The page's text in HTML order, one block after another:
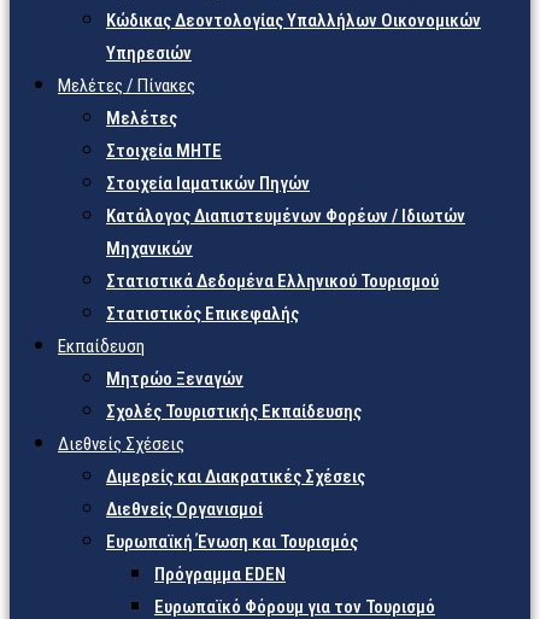
Κώδικας Δεοντολογίας Υπαλλήλων Οικονομικών
Υπηρεσιών
Μελέτες / Πίνακες
Μελέτες
Στοιχεία ΜΗΤΕ
Στοιχεία Ιαματικών Πηγών
Κατάλογος Διαπιστευμένων Φορέων / Ιδιωτών
Μηχανικών
Στατιστικά Δεδομένα Ελληνικού Τουρισμού
Στατιστικός Επικεφαλής
Εκπαίδευση
Μητρώο Ξεναγών
Σχολές Τουριστικής Εκπαίδευσης
Διεθνείς Σχέσεις
Διμερείς και Διακρατικές Σχέσεις
Διεθνείς Οργανισμοί
Ευρωπαϊκή Ένωση και Τουρισμός
Πρόγραμμα EDEN
Ευρωπαϊκό Φόρουμ για τον Τουρισμό